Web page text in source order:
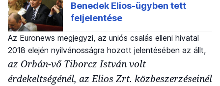
Az Euronews megjegyzi, az uniós csalás elleni hivatal
2018 elején nyilvánosságra hozott jelentésében az állt,
az Orbán-vő Tiborcz István volt
érdekeltségénél, az Elios Zrt. közbeszerzéseinél